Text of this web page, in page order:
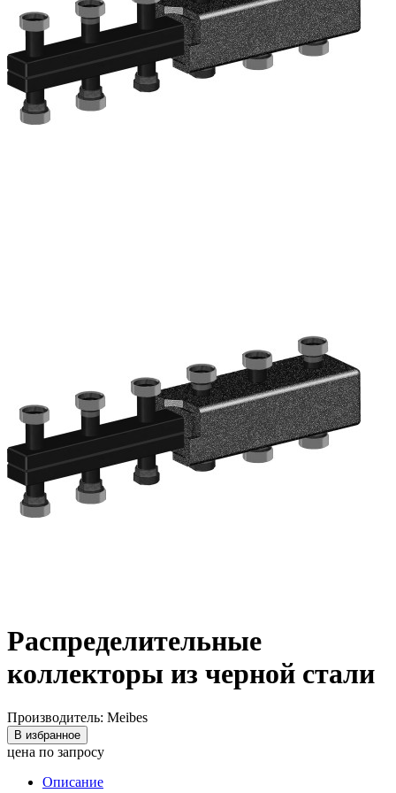
Распределительные
коллекторы из черной стали
Производитель: Meibes
В избранное
цена по запросу
Описание